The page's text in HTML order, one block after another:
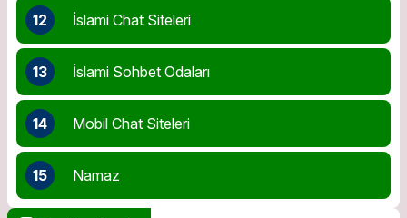
12 İslami Chat Siteleri
13 İslami Sohbet Odaları
14 Mobil Chat Siteleri
15 Namaz